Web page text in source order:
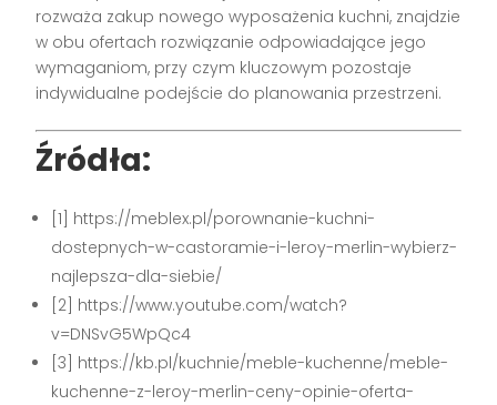
rozważa zakup nowego wyposażenia kuchni, znajdzie
w obu ofertach rozwiązanie odpowiadające jego
wymaganiom, przy czym kluczowym pozostaje
indywidualne podejście do planowania przestrzeni.
Źródła:
[1] https://meblex.pl/porownanie-kuchni-
dostepnych-w-castoramie-i-leroy-merlin-wybierz-
najlepsza-dla-siebie/
[2] https://www.youtube.com/watch?
v=DNSvG5WpQc4
[3] https://kb.pl/kuchnie/meble-kuchenne/meble-
kuchenne-z-leroy-merlin-ceny-opinie-oferta-